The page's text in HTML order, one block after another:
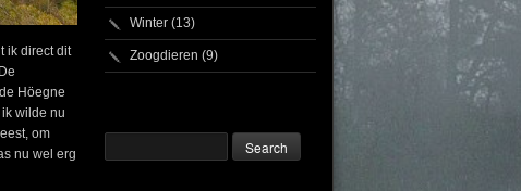
ik direct dit
Höegne
wilde nu
om
nu wel erg
Winter (13)
Zoogdieren (9)